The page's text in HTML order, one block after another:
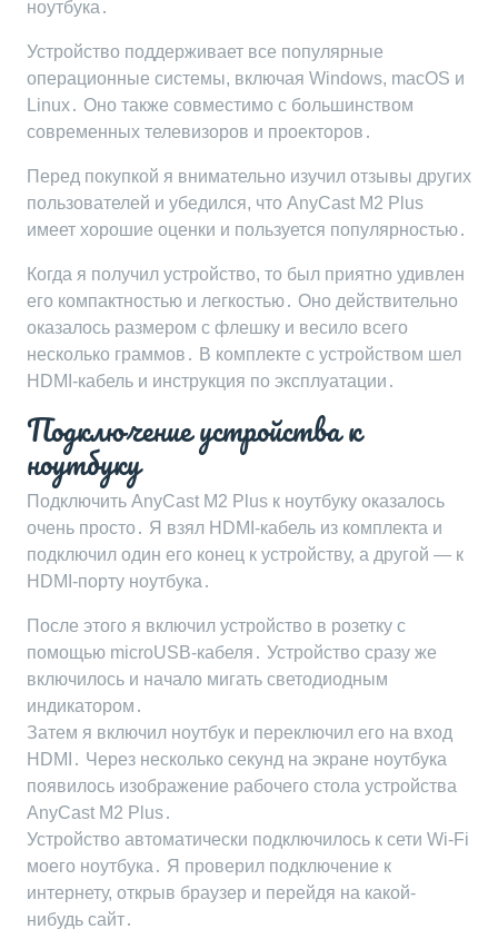
ноутбука․
Устройство поддерживает все популярные
операционные системы, включая Windows, macOS и
Linux․ Оно также совместимо с большинством
современных телевизоров и проекторов․
Перед покупкой я внимательно изучил отзывы других
пользователей и убедился, что AnyCast M2 Plus
имеет хорошие оценки и пользуется популярностью․
Когда я получил устройство, то был приятно удивлен
его компактностью и легкостью․ Оно действительно
оказалось размером с флешку и весило всего
несколько граммов․ В комплекте с устройством шел
HDMI-кабель и инструкция по эксплуатации․
Подключение устройства к
ноутбуку
Подключить AnyCast M2 Plus к ноутбуку оказалось
очень просто․ Я взял HDMI-кабель из комплекта и
подключил один его конец к устройству, а другой — к
HDMI-порту ноутбука․
После этого я включил устройство в розетку с
помощью microUSB-кабеля․ Устройство сразу же
включилось и начало мигать светодиодным
индикатором․
Затем я включил ноутбук и переключил его на вход
HDMI․ Через несколько секунд на экране ноутбука
появилось изображение рабочего стола устройства
AnyCast M2 Plus․
Устройство автоматически подключилось к сети Wi-Fi
моего ноутбука․ Я проверил подключение к
интернету, открыв браузер и перейдя на какой-
нибудь сайт․